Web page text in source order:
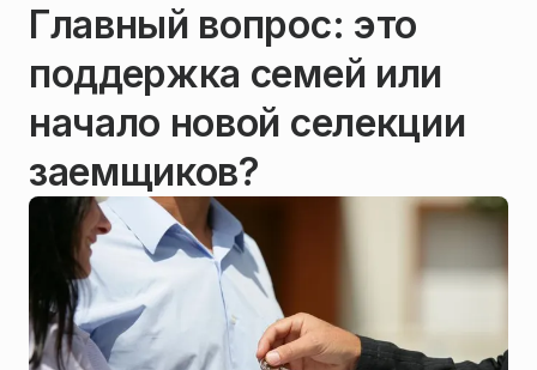
Главный вопрос: это
поддержка семей или
начало новой селекции
заемщиков?